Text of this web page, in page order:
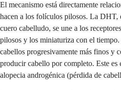
El mecanismo está directamente
hacen a los folículos pilosos. La DHT,
cuero cabelludo, se une a los
pilosos y los miniaturiza con el
cabellos progresivamente más finos y
producir cabello por completo. Este es
alopecia androgénica (pérdida de